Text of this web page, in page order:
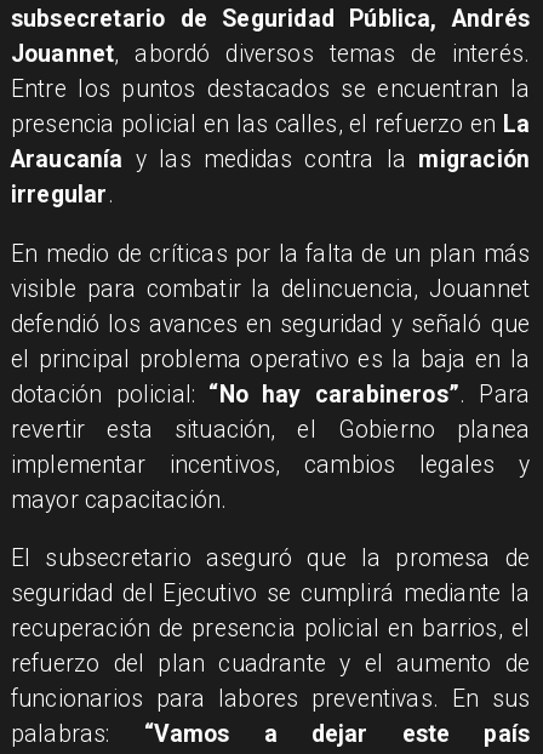
subsecretario de Seguridad Pública, Andrés
Jouannet, abordó diversos temas de interés.
Entre los puntos destacados se encuentran la
presencia policial en las calles, el refuerzo en La
Araucanía y las medidas contra la migración
irregular.
En medio de críticas por la falta de un plan más
visible para combatir la delincuencia, Jouannet
defendió los avances en seguridad y señaló que
el principal problema operativo es la baja en la
dotación policial: “No hay carabineros”. Para
revertir esta situación, el Gobierno planea
implementar incentivos, cambios legales y
mayor capacitación.
El subsecretario aseguró que la promesa de
seguridad del Ejecutivo se cumplirá mediante la
recuperación de presencia policial en barrios, el
refuerzo del plan cuadrante y el aumento de
funcionarios para labores preventivas. En sus
palabras: “Vamos a dejar este país